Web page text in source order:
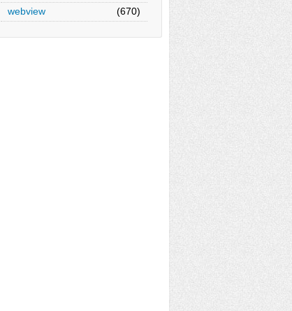
webview
(670)